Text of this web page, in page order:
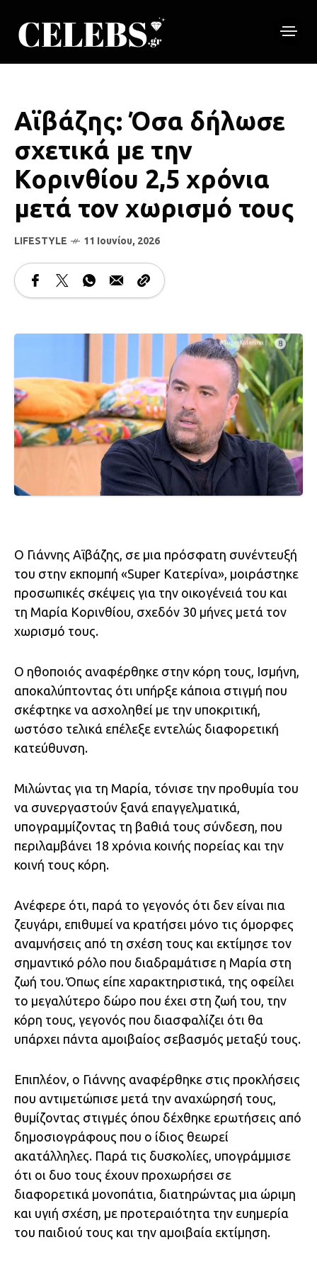
Αϊβάζης: Όσα δήλωσε
σχετικά με την
Κορινθίου 2,5 χρόνια
μετά τον χωρισμό τους
LIFESTYLE 11 Ιουνίου, 2026
Ο Γιάννης Αϊβάζης, σε μια πρόσφατη συνέντευξή
του στην εκπομπή «Super Κατερίνα», μοιράστηκε
προσωπικές σκέψεις για την οικογένειά του και
τη Μαρία Κορινθίου, σχεδόν 30 μήνες μετά τον
χωρισμό τους.
Ο ηθοποιός αναφέρθηκε στην κόρη τους, Ισμήνη,
αποκαλύπτοντας ότι υπήρξε κάποια στιγμή που
σκέφτηκε να ασχοληθεί με την υποκριτική,
ωστόσο τελικά επέλεξε εντελώς διαφορετική
κατεύθυνση.
Μιλώντας για τη Μαρία, τόνισε την προθυμία του
να συνεργαστούν ξανά επαγγελματικά,
υπογραμμίζοντας τη βαθιά τους σύνδεση, που
περιλαμβάνει 18 χρόνια κοινής πορείας και την
κοινή τους κόρη.
Ανέφερε ότι, παρά το γεγονός ότι δεν είναι πια
ζευγάρι, επιθυμεί να κρατήσει μόνο τις όμορφες
αναμνήσεις από τη σχέση τους και εκτίμησε τον
σημαντικό ρόλο που διαδραμάτισε η Μαρία στη
ζωή του. Όπως είπε χαρακτηριστικά, της οφείλει
το μεγαλύτερο δώρο που έχει στη ζωή του, την
κόρη τους, γεγονός που διασφαλίζει ότι θα
υπάρχει πάντα αμοιβαίος σεβασμός μεταξύ τους.
Επιπλέον, ο Γιάννης αναφέρθηκε στις προκλήσεις
που αντιμετώπισε μετά την αναχώρησή τους,
θυμίζοντας στιγμές όπου δέχθηκε ερωτήσεις από
δημοσιογράφους που ο ίδιος θεωρεί
ακατάλληλες. Παρά τις δυσκολίες, υπογράμμισε
ότι οι δυο τους έχουν προχωρήσει σε
διαφορετικά μονοπάτια, διατηρώντας μια ώριμη
και υγιή σχέση, με προτεραιότητα την ευημερία
του παιδιού τους και την αμοιβαία εκτίμηση.